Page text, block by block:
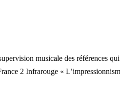
musicale des références
2 Infrarouge «